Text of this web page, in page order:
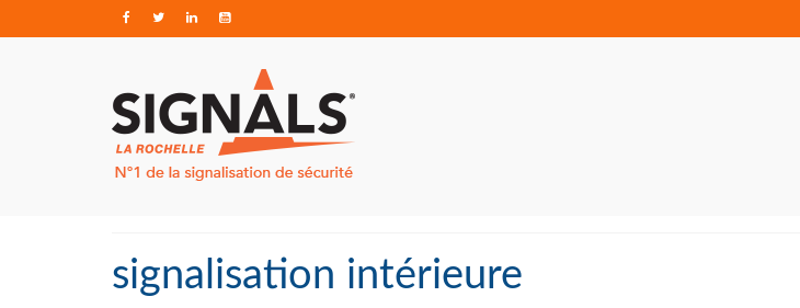
signalisation intérieure